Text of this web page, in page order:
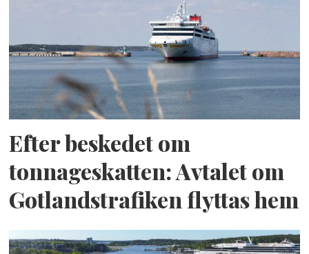
Efter beskedet om
tonnageskatten: Avtalet om
Gotlandstrafiken flyttas hem